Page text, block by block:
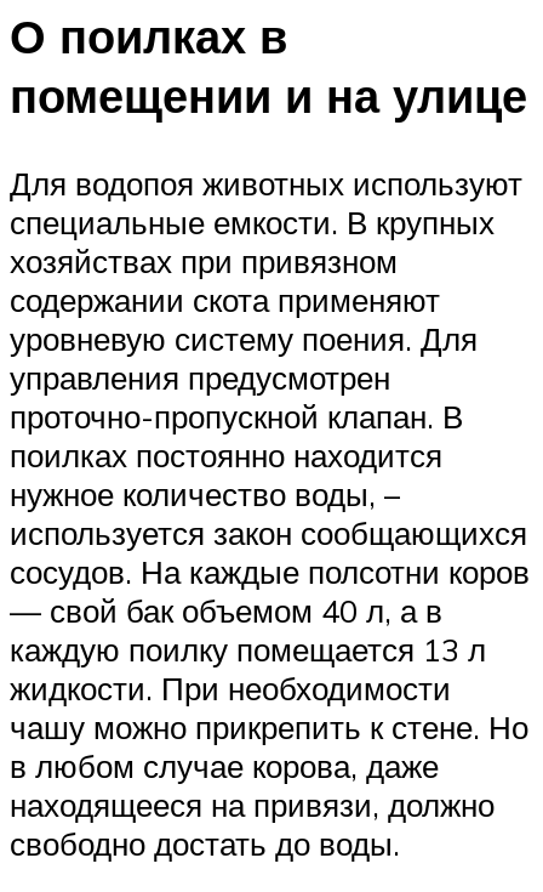
О поилках в
помещении и на улице
Для водопоя животных используют
специальные емкости. В крупных
хозяйствах при привязном
содержании скота применяют
уровневую систему поения. Для
управления предусмотрен
проточно-пропускной клапан. В
поилках постоянно находится
нужное количество воды, –
используется закон сообщающихся
сосудов. На каждые полсотни коров
— свой бак объемом 40 л, а в
каждую поилку помещается 13 л
жидкости. При необходимости
чашу можно прикрепить к стене. Но
в любом случае корова, даже
находящееся на привязи, должно
свободно достать до воды.